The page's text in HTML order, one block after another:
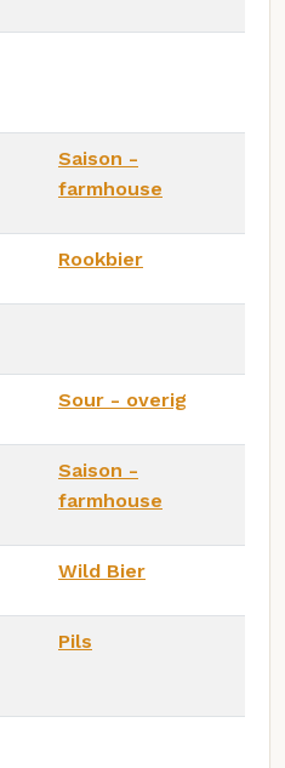
Saison -
farmhouse
Rookbier
Sour - overig
Saison -
farmhouse
Wild Bier
Pils